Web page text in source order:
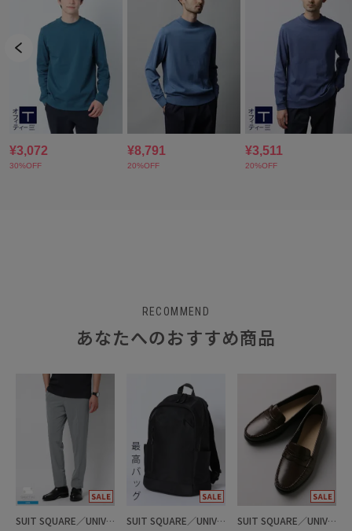
RECOMMEND
あなたへのおすすめ商品
SUIT SQUARE／UNIVERSAL LANGUAGE
SUIT SQUARE／UNIVERSAL LANGUAGE
SUIT SQUARE／UNIVERSAL LANGUAGE